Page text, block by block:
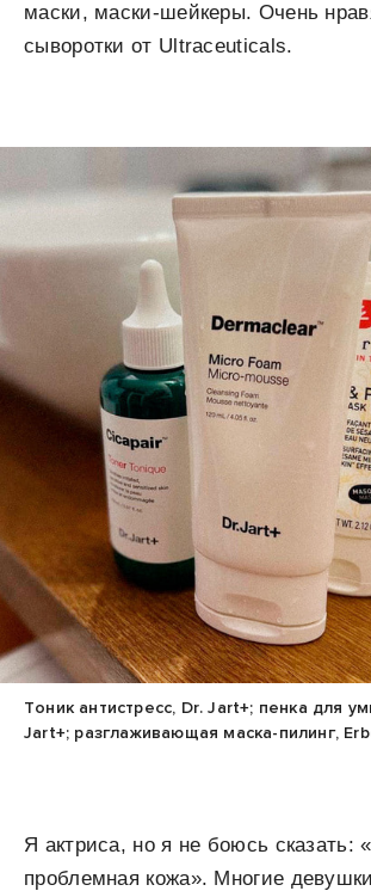
маски, маски-шейкеры. Очень
сыворотки от Ultraceuticals.
Тоник антистресс, Dr. Jart+; пенка для
Jart+; разглаживающая маска-пилинг,
Я актриса, но я не боюсь сказать:
проблемная кожа». Многие